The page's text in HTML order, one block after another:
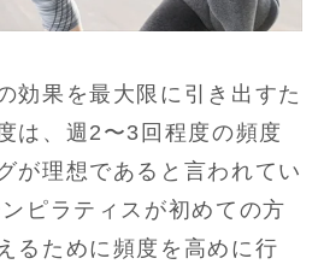
効果を最大限に引き出すた
は、週2〜3回程度の頻度
が理想であると言われてい
ピラティスが初めての方
るために頻度を高めに行